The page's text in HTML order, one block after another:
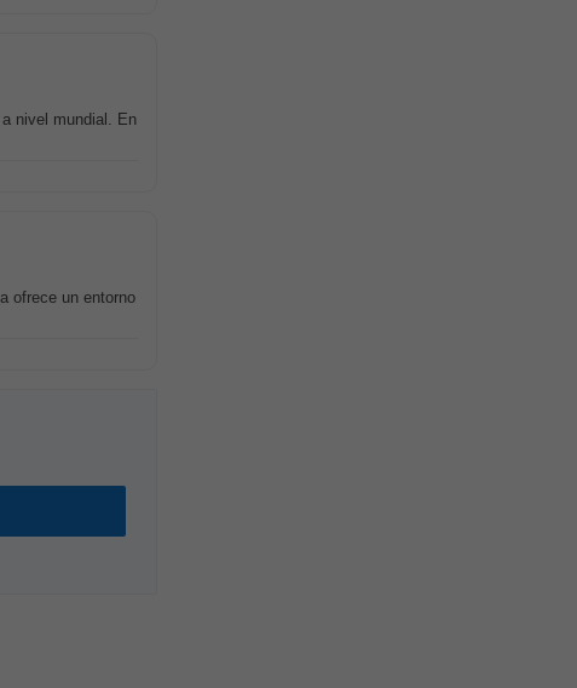
nivel mundial. En
ofrece un entorno